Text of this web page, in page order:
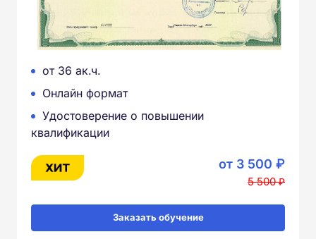
от 36 ак.ч.
Онлайн формат
Удостоверение о повышении
квалификации
от 3 500 ₽
5 500 ₽
Заказать обучение